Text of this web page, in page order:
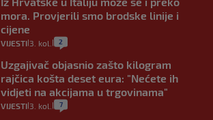
mora. Provjerili smo brodske linije i
cijene
VIJESTI 3. kol. 2
Uzgajivač objasnio zašto kilogram
rajčica košta deset eura: "Nećete ih
vidjeti na akcijama u trgovinama"
VIJESTI 3. kol. 7